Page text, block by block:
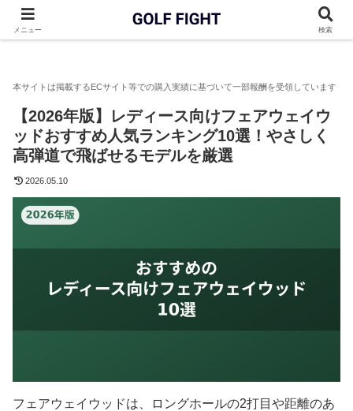
フェアウェイウッド 【2026年版】レディース向
【2026年版】レディース向けフェアウェイウ
ッドおすすめ人気ランキング10選！やさしく
高弾道で飛ばせるモデルを厳選
2026.05.10
フェアウェイウッドは、ロングホールの2打目や距離のあ
メニュー 検索